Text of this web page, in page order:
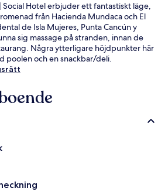
Social Hotel erbjuder ett fantastiskt läge,
från Hacienda Mundaca och El
de Isla Mujeres, Punta Cancún y
sig massage på stranden, innan de
Några ytterligare höjdpunkter här
poolen och en snackbar/deli.